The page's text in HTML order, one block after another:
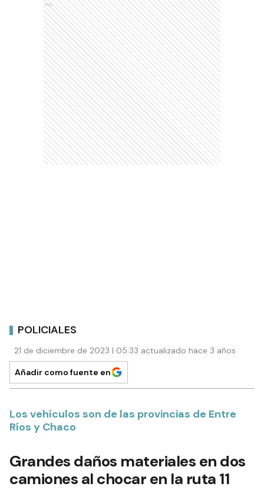
Ads
POLICIALES
21 de diciembre de 2023 | 05:33 actualizado hace 3 años
Añadir como fuente en
Los vehículos son de las provincias de Entre
Ríos y Chaco
Grandes daños materiales en dos
camiones al chocar en la ruta 11